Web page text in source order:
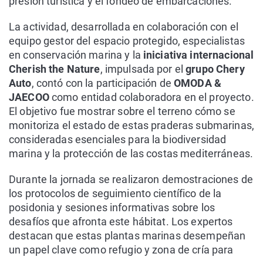
La actividad, desarrollada en colaboración con el
equipo gestor del espacio protegido, especialistas
en conservación marina y la iniciativa internacional
Cherish the Nature, impulsada por elgrupo Chery
Auto, contó con la participación deOMODA &
JAECOOcomo entidad colaboradora en el proyecto.
El objetivo fue mostrar sobre el terreno cómo se
monitoriza el estado de estas praderas submarinas,
consideradas esenciales para la biodiversidad
marina y la protección de las costas mediterráneas.
Durante la jornada se realizaron demostraciones de
los protocolos de seguimiento científico de la
posidonia y sesiones informativas sobre los
desafíos que afronta este hábitat. Los expertos
destacan que estas plantas marinas desempeñan
un papel clave como refugio y zona de cría para